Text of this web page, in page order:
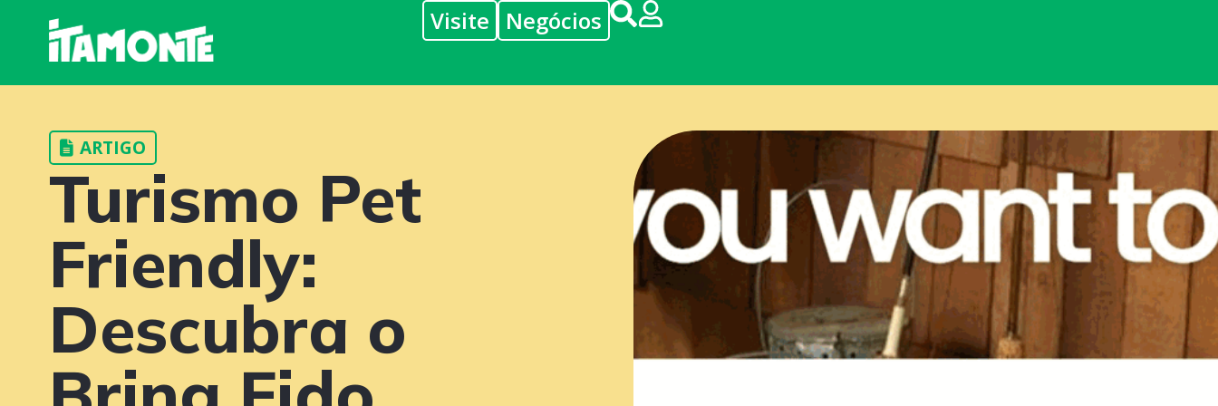
Visite Negócios
ARTIGO
Turismo Pet
Friendly:
Descubra o